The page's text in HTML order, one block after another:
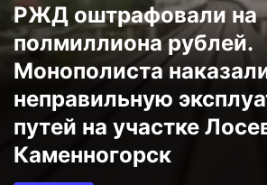
РЖД оштрафовали на
полмиллиона рублей.
Монополиста
неправильную
путей на участке
Каменногорск